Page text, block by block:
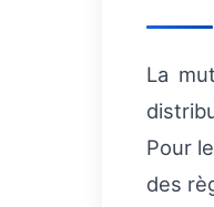
La
Pour
des